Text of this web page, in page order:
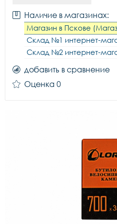
Наличие в магазинах:
Магазин в Пскове
Склад №1 интернет-
Склад №2 интернет-
добавить в сравнение
Оценка 0